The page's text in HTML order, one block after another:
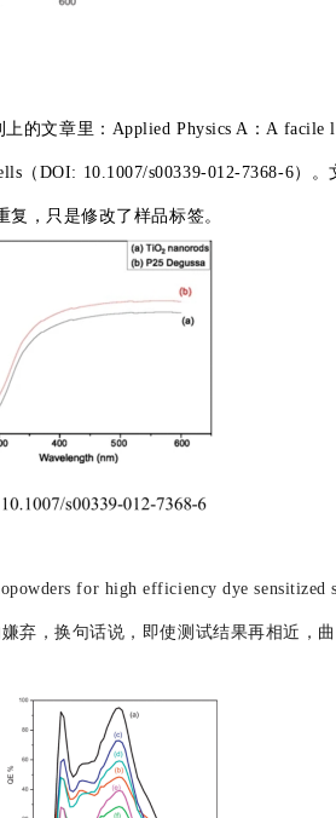
上的文章里：Applied Physics A：A facile
（DOI: 10.1007/s00339-012-7368-6）。
，只是修改了样品标签。
for high efficiency dye sensitized
弃，换句话说，即使测试结果再相近，